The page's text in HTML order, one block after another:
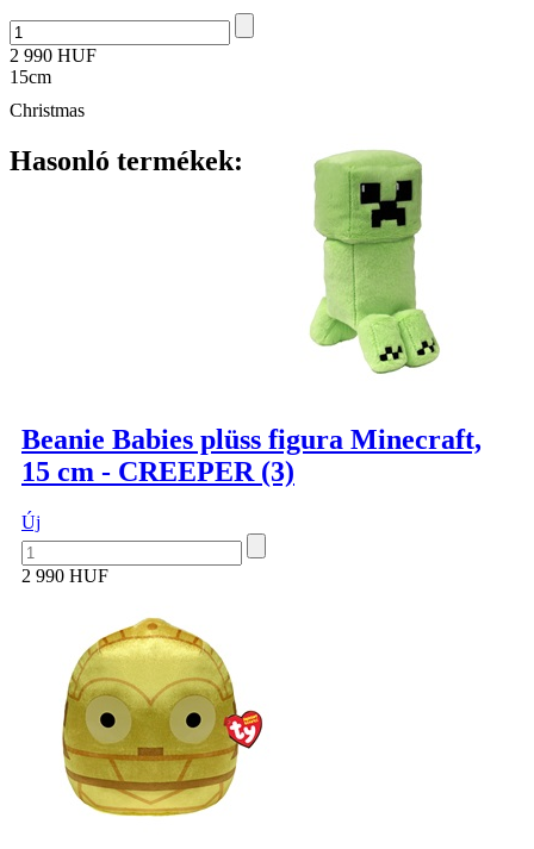
2 990 HUF
15cm
Christmas
Hasonló termékek:
Beanie Babies plüss figura Minecraft,
15 cm - CREEPER (3)
Új
2 990 HUF